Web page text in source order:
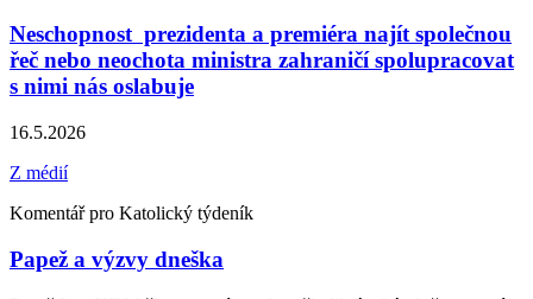
Neschopnost prezidenta a premiéra najít společnou
řeč nebo neochota ministra zahraničí spolupracovat
s nimi nás oslabuje
16.5.2026
Z médií
Komentář pro Katolický týdeník
Papež a výzvy dneška